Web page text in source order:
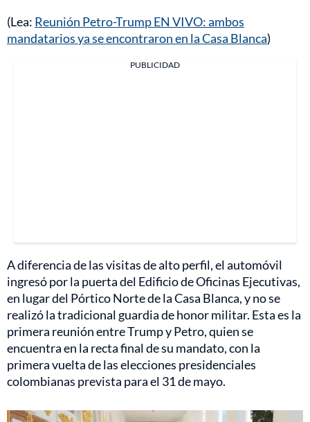
(Lea: Reunión Petro-Trump EN VIVO: ambos
mandatarios ya se encontraron en la Casa Blanca)
PUBLICIDAD
A diferencia de las visitas de alto perfil, el automóvil
ingresó por la puerta del Edificio de Oficinas Ejecutivas,
en lugar del Pórtico Norte de la Casa Blanca, y no se
realizó la tradicional guardia de honor militar. Esta es la
primera reunión entre Trump y Petro, quien se
encuentra en la recta final de su mandato, con la
primera vuelta de las elecciones presidenciales
colombianas prevista para el 31 de mayo.